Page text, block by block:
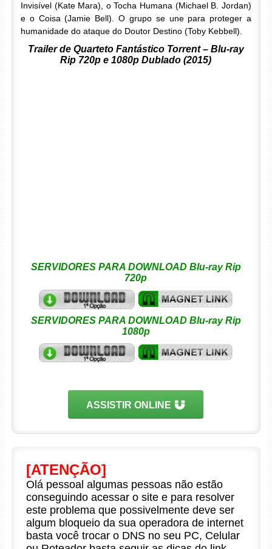
Invisível (Kate Mara), o Tocha Humana (Michael B. Jordan)
e o Coisa (Jamie Bell). O grupo se une para proteger a
humanidade do ataque do Doutor Destino (Toby Kebbell).
Trailer de Quarteto Fantástico Torrent – Blu-ray
Rip 720p e 1080p Dublado (2015)
SERVIDORES PARA DOWNLOAD Blu-ray Rip
720p
SERVIDORES PARA DOWNLOAD Blu-ray Rip
1080p
ASSISTIR ONLINE
[ATENÇÃO]
Olá pessoal algumas pessoas não estão
conseguindo acessar o site e para resolver
este problema que possivelmente deve ser
algum bloqueio da sua operadora de internet
basta você trocar o DNS no seu PC, Celular